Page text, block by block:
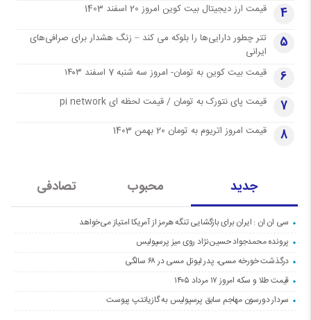
4 قیمت ارز دیجیتال بیت کوین امروز 20 اسفند 1403
5
تتر چطور دارایی‌ها را بلوکه می کند – زنگ هشدار برای صرافی‌های
ایرانی
6 قیمت بیت کوین به تومان- امروز سه شنبه 7 اسفند ۱۴۰۳
7 قیمت پای نتورک به تومان / قیمت لحظه ای pi network
8 قیمت امروز اتریوم به تومان 20 بهمن 1403
جدید محبوب تصادفی
سی ان ان : ایران برای بازگشایی تنگه هرمز از آمریکا امتیاز می‌خواهد
پرونده محمدجواد حسین‌نژاد روی میز پرسپولیس
درگذشت خورخه مسی، پدر لیونل مسی در ۶۸ سالگی
قیمت طلا و سکه امروز ۱۷ مرداد ۱۴۰۵
سردار دورسون مهاجم سابق پرسپولیس به گازیانتپ پیوست